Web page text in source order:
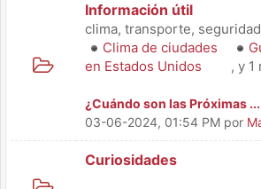
Información útil
clima, transporte,
Clima de ciudades
en Estados Unidos
, y 1
¿Cuándo son las Próximas ...
03-06-2024, 01:54 PM por
Curiosidades